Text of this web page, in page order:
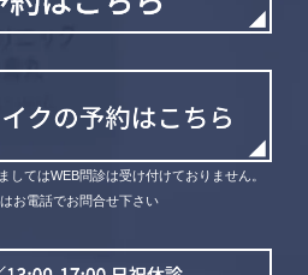
てはWEB問診は受け付けておりません。
お電話でお問合せ下さい